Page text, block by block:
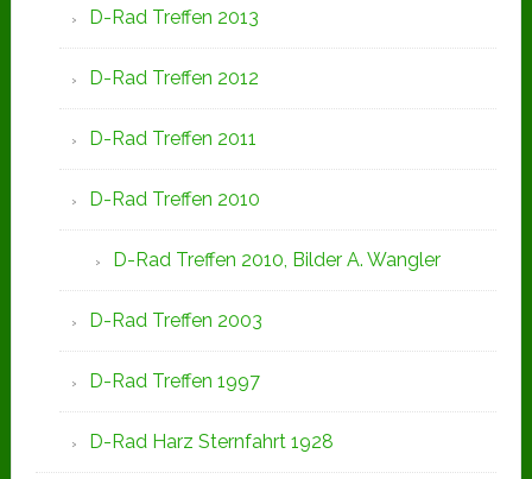
D-Rad Treffen 2013
D-Rad Treffen 2012
D-Rad Treffen 2011
D-Rad Treffen 2010
D-Rad Treffen 2010, Bilder A. Wangler
D-Rad Treffen 2003
D-Rad Treffen 1997
D-Rad Harz Sternfahrt 1928